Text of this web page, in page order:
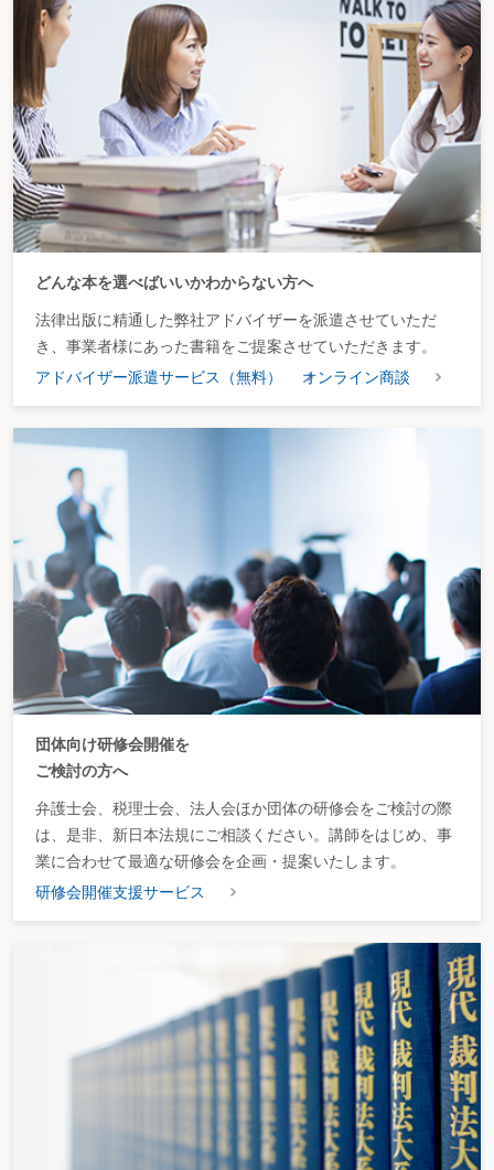
どんな本を選べばいいかわからない方へ
法律出版に精通した弊社アドバイザーを派遣させていただ
き、事業者様にあった書籍をご提案させていただきます。
アドバイザー派遣サービス（無料）
オンライン商談
団体向け研修会開催を
ご検討の方へ
弁護士会、税理士会、法人会ほか団体の研修会をご検討の際
は、是非、新日本法規にご相談ください。講師をはじめ、事
業に合わせて最適な研修会を企画・提案いたします。
研修会開催支援サービス